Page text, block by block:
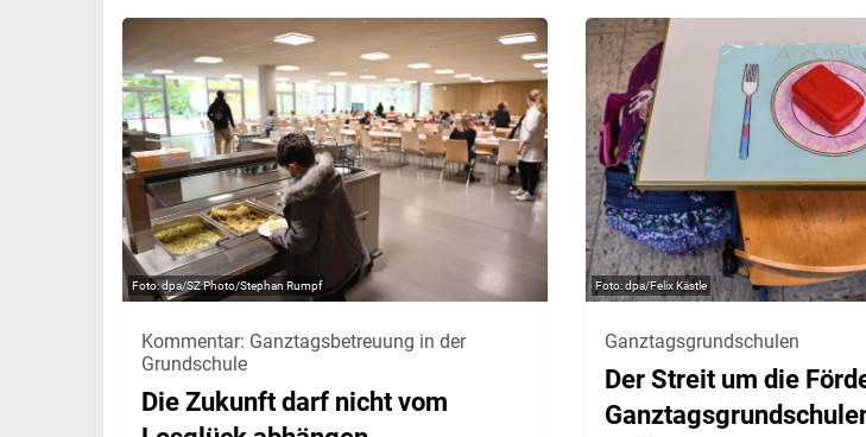
dpa/SZ Photo/Stephan Rumpf
Kommentar: Ganztagsbetreuung in der
Grundschule
Die Zukunft darf nicht vom
dpa/Felix Kästle
Ganztagsgrundschulen
Der Streit um die